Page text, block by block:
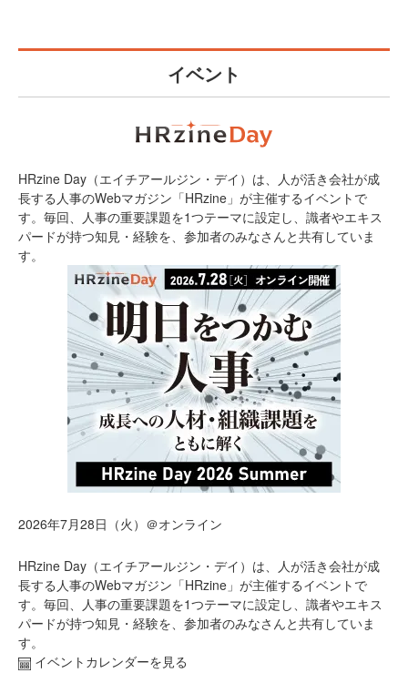
イベント
HRzine Day（エイチアールジン・デイ）は、人が活き会社が成
長する人事のWebマガジン「HRzine」が主催するイベントで
す。毎回、人事の重要課題を1つテーマに設定し、識者やエキス
パードが持つ知見・経験を、参加者のみなさんと共有していま
す。
2026年7月28日（火）＠オンライン
HRzine Day（エイチアールジン・デイ）は、人が活き会社が成
長する人事のWebマガジン「HRzine」が主催するイベントで
す。毎回、人事の重要課題を1つテーマに設定し、識者やエキス
パードが持つ知見・経験を、参加者のみなさんと共有していま
す。
イベントカレンダーを見る